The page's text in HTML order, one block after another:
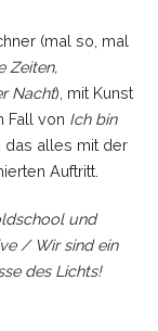
(mal so, mal
Zeiten,
Nacht), mit Kunst
Fall von Ich bin
alles mit der
Auftritt.
und
/ Wir sind ein
des Lichts!